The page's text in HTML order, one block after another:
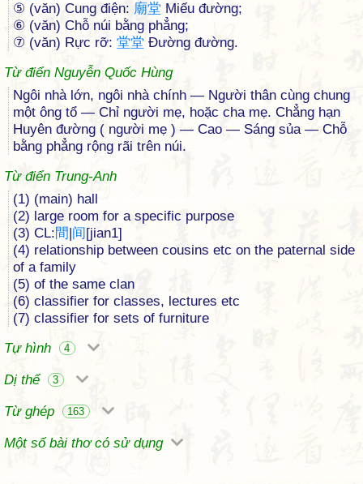
⑤ (văn) Cung điện: 廟堂 Miếu đường;
⑥ (văn) Chỗ núi bằng phẳng;
⑦ (văn) Rực rỡ: 堂堂 Đường đường.
Từ điển Nguyễn Quốc Hùng
Ngôi nhà lớn, ngôi nhà chính — Người thân cùng chung
một ông tổ — Chỉ người mẹ, hoặc cha mẹ. Chẳng hạn
Huyên đường ( người mẹ ) — Cao — Sáng sủa — Chỗ
bằng phẳng rộng rãi trên núi.
Từ điển Trung-Anh
(1) (main) hall
(2) large room for a specific purpose
(3) CL:間|间[jian1]
(4) relationship between cousins etc on the paternal side
of a family
(5) of the same clan
(6) classifier for classes, lectures etc
(7) classifier for sets of furniture
Tự hình
4
Dị thể 3
Từ ghép 163
Một số bài thơ có sử dụng